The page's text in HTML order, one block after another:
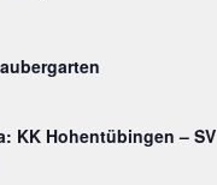
KK Hohentübingen – SV